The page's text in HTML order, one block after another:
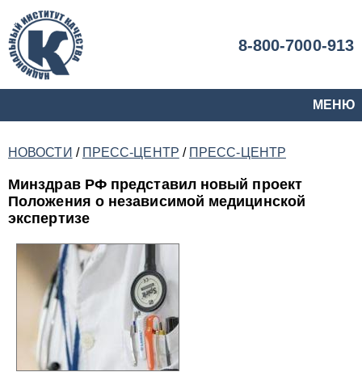
8-800-7000-913
МЕНЮ
НОВОСТИ / ПРЕСС-ЦЕНТР / ПРЕСС-ЦЕНТР
Минздрав РФ представил новый проект
Положения о независимой медицинской
экспертизе